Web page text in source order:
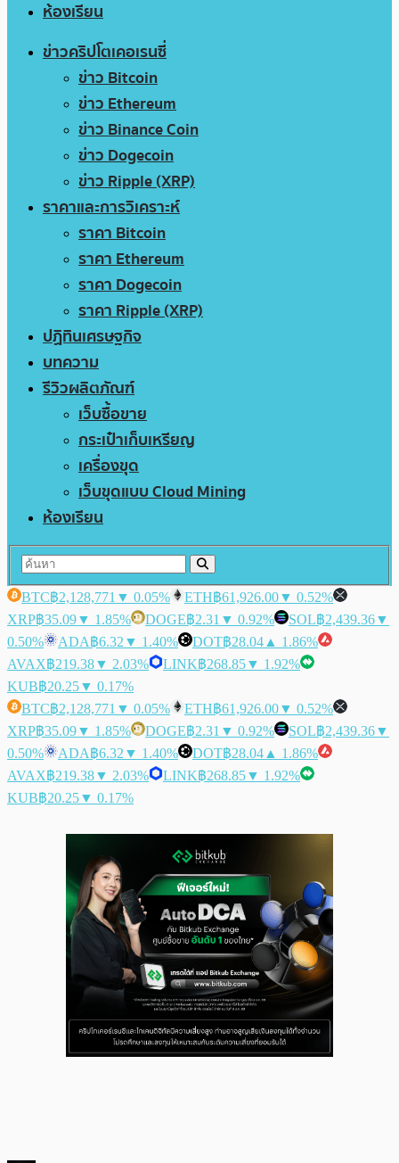
ห้องเรียน
ข่าวคริปโตเคอเรนซี่
ข่าว Bitcoin
ข่าว Ethereum
ข่าว Binance Coin
ข่าว Dogecoin
ข่าว Ripple (XRP)
ราคาและการวิเคราะห์
ราคา Bitcoin
ราคา Ethereum
ราคา Dogecoin
ราคา Ripple (XRP)
ปฏิทินเศรษฐกิจ
บทความ
รีวิวผลิตภัณฑ์
เว็บซื้อขาย
กระเป๋าเก็บเหรียญ
เครื่องขุด
เว็บขุดแบบ Cloud Mining
ห้องเรียน
BTC฿2,128,771 ▼ 0.05% ETH฿61,926.00▼ 0.52%
XRP฿35.09▼ 1.85% DOGE฿2.31 ▼ 0.92% SOL฿2,439.36▼
0.50%
ADA฿6.32 ▼ 1.40% DOT฿28.04 ▲ 1.86%
AVAX฿219.38▼ 2.03% LINK฿268.85▼ 1.92%
KUB฿20.25▼ 0.17%
BTC฿2,128,771 ▼ 0.05% ETH฿61,926.00▼ 0.52%
XRP฿35.09▼ 1.85% DOGE฿2.31 ▼ 0.92% SOL฿2,439.36▼
0.50%
ADA฿6.32 ▼ 1.40% DOT฿28.04 ▲ 1.86%
AVAX฿219.38▼ 2.03% LINK฿268.85▼ 1.92%
KUB฿20.25▼ 0.17%